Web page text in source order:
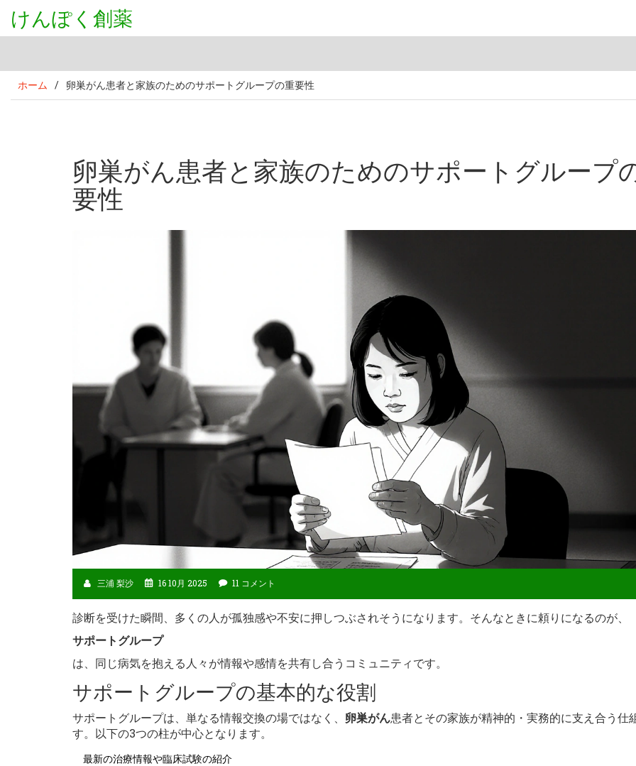
けんぽく創薬
ホーム / 卵巣がん患者と家族のためのサポートグループの重要性
卵巣がん患者と家族のためのサポートグループ
要性
三浦 梨沙 16 10月 2025 11 コメント
診断を受けた瞬間、多くの人が孤独感や不安に押しつぶされそうになります。そんなときに頼りになるのが、
サポートグループ
は、同じ病気を抱える人々が情報や感情を共有し合うコミュニティです。
サポートグループの基本的な役割
サポートグループは、単なる情報交換の場ではなく、 卵巣がん患者とその家族が精神的・実務的に支え合う仕
す。以下の3つの柱が中心となります。
最新の治療情報や臨床試験の紹介